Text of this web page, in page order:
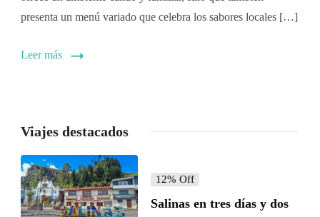
presenta un menú variado que celebra los sabores locales […]
Leer más
Viajes destacados
12% Off
Salinas en tres días y dos